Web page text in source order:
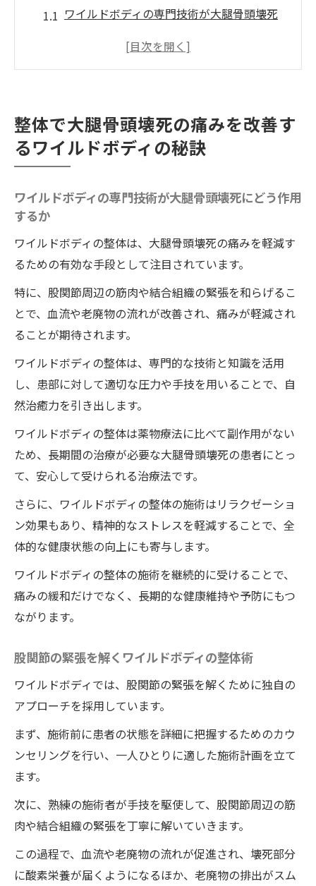
ワイルドボディの専門技術が大腿骨頭壊死
股関節の緊張を解くワイルドボディの整体
用
ワイルドボディの整体による自然形体療法
の効果と副作用のリスクの低さ
オーダーメイドの施術プランで一人ひとり
徳島県ワイルドボディの成功事例と患者の
声
ワイルドボディの整体で股関節の緊張を解き大
腿骨頭壊死の痛みを軽減する方法
股関節の緊張を解くための具体的な施術方
大腿骨頭壊死の痛み軽減に向けたアプロー
ササイズ
ワイルドボディの整体施術による血流改善
と老廃物の排出促進
施術後の自己管理と再発防止のためのアド
バイス
日常生活での股関節ケアの重要性
ワイルドボディの整体による大腿骨頭壊死の痛
みを和らげる施術体験
ワイルドボディでの初回施術の流れとカウ
施術前後の変化を実感！患者の具体的な体
験談
ワイルドボディの整体による痛みの軽減と
生活の質の向上
施術後のフォローアップと継続的なケア
施術のポイント
ワイルドボディの施術ルームとリラックス
できる環境
ワイルドボディの整体で楽に歩けるようになる
整体で大腿骨頭壊死の痛みを改善す
るワイルドボディの秘訣
ワイルドボディの専門技術が大腿骨頭壊死にどう作用
するか
ワイルドボディの整体は、大腿骨頭壊死の痛みを軽減す
るための有効な手段として注目されています。
特に、股関節周辺の筋肉や結合組織の緊張を和らげるこ
とで、血流や老廃物の流れが改善され、痛みが軽減され
ることが期待されます。
ワイルドボディの整体は、専門的な技術と知識を活用
し、患部に対して適切な圧力や手技を用いることで、自
然治癒力を引き出します。
ワイルドボディの整体は薬物療法に比べて副作用がない
ため、長期間の治療が必要な大腿骨頭壊死の患者にとっ
て、安心して受けられる治療法です。
さらに、ワイルドボディの整体の施術はリラクゼーショ
ン効果もあり、精神的なストレスを軽減することで、全
体的な健康状態の向上にも寄与します。
ワイルドボディの整体の施術を継続的に受けることで、
痛みの緩和だけでなく、長期的な健康維持や予防にもつ
ながります。
股関節の緊張を解くワイルドボディの整体術
ワイルドボディでは、股関節の緊張を解くために独自の
アプローチを採用しています。
まず、施術前に患者の状態を詳細に把握するためのカウ
ンセリングを行い、一人ひとりに適した施術計画を立て
ます。
次に、熟練の施術者が手技を駆使して、股関節周辺の筋
肉や結合組織の緊張を丁寧に解いていきます。
この過程で、血流や老廃物の流れが促進され、壊死部分
に酸素栄養が届くようになるほか、老廃物の排出がスム